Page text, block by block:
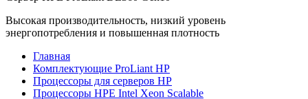
Высокая производительность, низкий уровень
энергопотребления и повышенная плотность
Главная
Комплектующие ProLiant HP
Процессоры для серверов HP
Процессоры HPE Intel Xeon Scalable